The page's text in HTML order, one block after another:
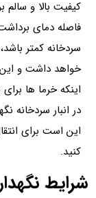
کیفیت بالا و
فاصله دمای
سردخانه کمتر
خواهد داشت و این‌
اینکه خرما ها
در انبار سردخانه
این است برای
کنید.
شرایط‌